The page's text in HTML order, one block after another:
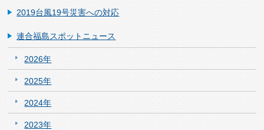
2019台風19号災害への対応
連合福島スポットニュース
2026年
2025年
2024年
2023年